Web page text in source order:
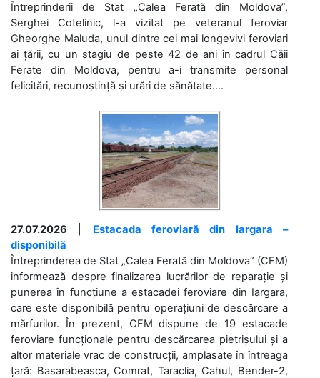
Întreprinderii de Stat „Calea Ferată din Moldova”,
Serghei Cotelinic, l-a vizitat pe veteranul feroviar
Gheorghe Maluda, unul dintre cei mai longevivi feroviari
ai țării, cu un stagiu de peste 42 de ani în cadrul Căii
Ferate din Moldova, pentru a-i transmite personal
felicitări, recunoștință și urări de sănătate....
27.07.2026
Estacada feroviară din Iargara –
disponibilă
Întreprinderea de Stat „Calea Ferată din Moldova” (CFM)
informează despre finalizarea lucrărilor de reparație și
punerea în funcțiune a estacadei feroviare din Iargara,
care este disponibilă pentru operațiuni de descărcare a
mărfurilor. În prezent, CFM dispune de 19 estacade
feroviare funcționale pentru descărcarea pietrișului și a
altor materiale vrac de construcții, amplasate în întreaga
țară: Basarabeasca, Comrat, Taraclia, Cahul, Bender-2,